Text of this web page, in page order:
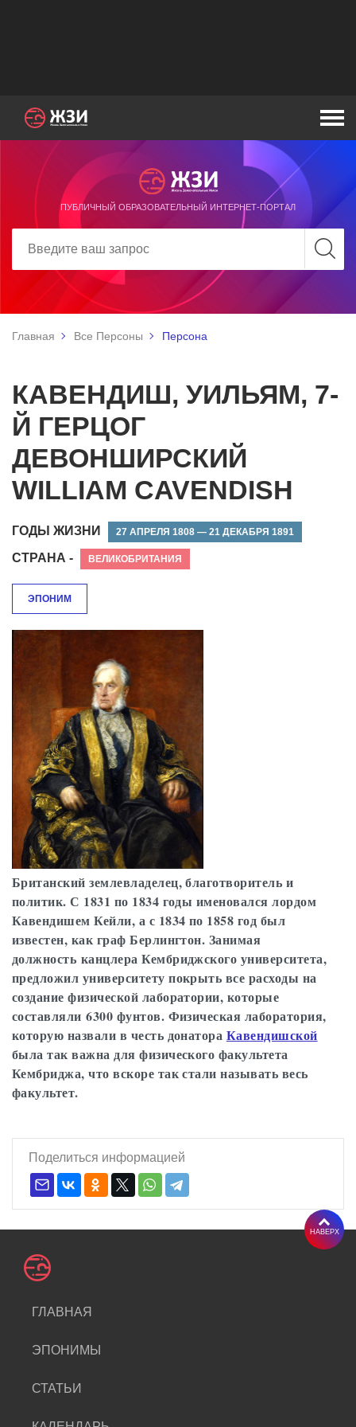
ПУБЛИЧНЫЙ ОБРАЗОВАТЕЛЬНЫЙ ИНТЕРНЕТ-ПОРТАЛ
Главная Все Персоны Персона
КАВЕНДИШ, УИЛЬЯМ, 7-
Й ГЕРЦОГ
ДЕВОНШИРСКИЙ
WILLIAM CAVENDISH
ГОДЫ ЖИЗНИ 27 АПРЕЛЯ 1808 — 21 ДЕКАБРЯ 1891
СТРАНА - ВЕЛИКОБРИТАНИЯ
ЭПОНИМ
Британский землевладелец, благотворитель и
политик. С 1831 по 1834 годы именовался лордом
Кавендишем Кейли, а с 1834 по 1858 год был
известен, как граф Берлингтон. Занимая
должность канцлера Кембриджского университета,
предложил университету покрыть все расходы на
создание физической лаборатории, которые
составляли 6300 фунтов. Физическая лаборатория,
которую назвали в честь донатора Кавендишской
была так важна для физического факультета
Кембриджа, что вскоре так стали называть весь
факультет.
Поделиться информацией
ГЛАВНАЯ
ЭПОНИМЫ
СТАТЬИ
НАВЕРХ